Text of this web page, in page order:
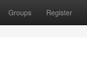
Groups Register